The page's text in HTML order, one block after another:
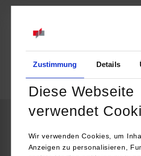
Zustimmung Details
Diese Webseite
verwendet
Wir verwenden Cookies, um
Anzeigen zu personalisieren,
belegt